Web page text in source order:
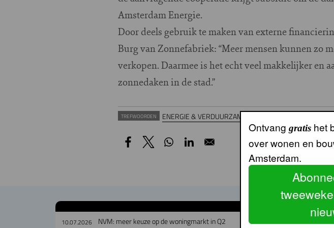
Amsterdam Energie.
Door deels gebruik te maken van externe
Burg van Zonnefabriek: “Meer mensen kunnen zo
verkopen. Daarmee is het echt veel makkelijker en
zonnedaken in de stad.”
TREFWOORDEN ENERGIE & VERDUURZAMING
10.07.2026 NVM: meer keuze op de woningmarkt in Q2
Ontvang gratis het
over wonen en
Amsterdam.